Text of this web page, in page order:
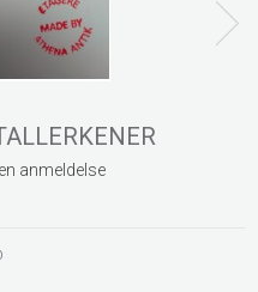
anmeldelse